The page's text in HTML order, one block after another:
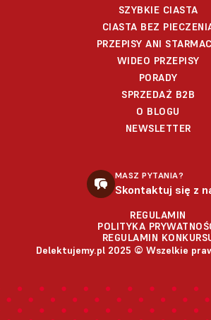
SZYBKIE CIASTA
CIASTA BEZ
PRZEPISY ANI
WIDEO PRZEPISY
PORADY
SPRZEDAŻ B2B
O BLOGU
NEWSLETTER
MASZ PYTANIA?
Skontaktuj się z
REGULAMIN
POLITYKA
REGULAMIN
Delektujemy.pl 2025 © Wszelkie